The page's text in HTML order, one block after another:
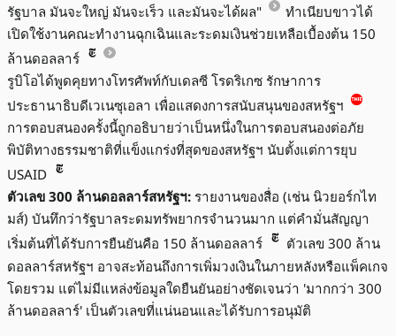
รัฐบาล มันจะใหญ่ มันจะเร็ว และมันจะได้ผล"
ทำเนียบขาวได้
เปิดใช้งานคณะทำงานฉุกเฉินและระดมเงินช่วยเหลือเบื้องต้น 150
ล้านดอลลาร์
รูบิโอได้พูดคุยทางโทรศัพท์กับเดลซี โรดริเกซ รักษาการ
ประธานาธิบดีเวเนซุเอลา เพื่อแสดงการสนับสนุนของสหรัฐฯ
การตอบสนองครั้งนี้ถูกอธิบายว่าเป็นหนึ่งในการตอบสนองต่อภัย
พิบัติทางธรรมชาติที่แข็งแกร่งที่สุดของสหรัฐฯ นับตั้งแต่การยุบ
USAID
ตัวเลข 300 ล้านดอลลาร์สหรัฐฯ: รายงานของสื่อ (เช่น นิวยอร์กไท
มส์) บันทึกว่ารัฐบาลระดมทรัพยากรจำนวนมาก แต่คำมั่นสัญญา
เริ่มต้นที่ได้รับการยืนยันคือ 150 ล้านดอลลาร์
ตัวเลข 300 ล้าน
ดอลลาร์สหรัฐฯ อาจสะท้อนถึงการเพิ่มวงเงินในภายหลังหรือแพ็คเกจ
โดยรวม แต่ไม่มีแหล่งข้อมูลใดยืนยันอย่างชัดเจนว่า 'มากกว่า 300
ล้านดอลลาร์' เป็นตัวเลขที่แน่นอนและได้รับการอนุมัติ